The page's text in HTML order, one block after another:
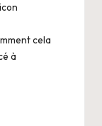
cela
à